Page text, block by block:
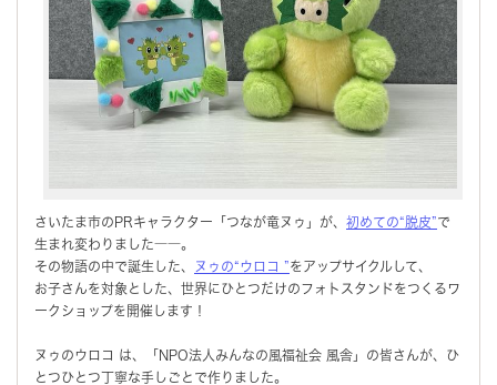
さいたま市のPRキャラクター「つなが竜ヌゥ」が、 初めての“脱皮”で
生まれ変わりました――。
その物語の中で誕生した、
ヌゥの“ウロコ ”をアップサイクルして、
お子さんを対象とした、世界にひとつだけのフォトスタンドをつくるワ
ークショップを開催します！
ヌゥのウロコ は、「NPO法人みんなの風福祉会 風舎」の皆さんが、ひ
とつひとつ丁寧な手しごとで作りました。